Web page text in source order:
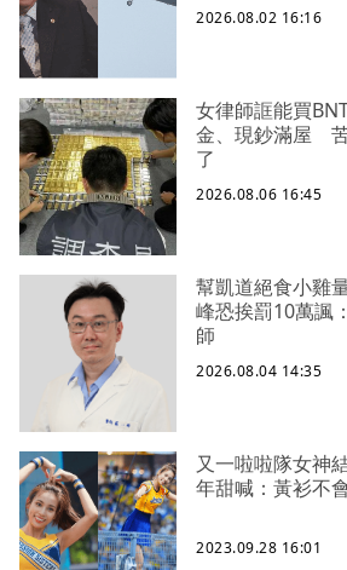
2026.08.02 16:16
女律師誆能買
金、現鈔滿屋
了
2026.08.06 16:45
幫凱道絕食小雞
峰恐挨罰10萬諷
師
2026.08.04 14:35
又一啦啦隊女神
年甜喊：黃衫不
2023.09.28 16:01